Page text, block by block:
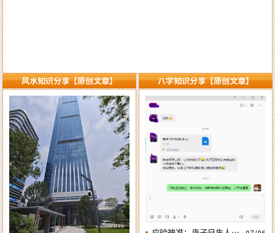
风水知识分享【原创文章】 八字知识分享【原创文章】